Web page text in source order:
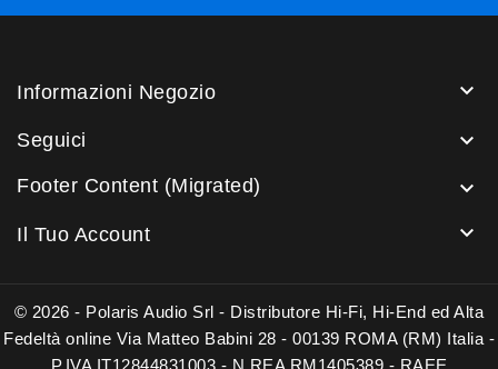
Informazioni Negozio 
Seguici 
Footer Content (Migrated) 
Il Tuo Account 
© 2026 - Polaris Audio Srl - Distributore Hi-Fi, Hi-End ed Alta
Fedeltà online Via Matteo Babini 28 - 00139 ROMA (RM) Italia -